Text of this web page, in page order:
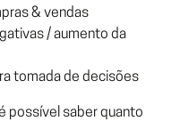
& vendas
/ aumento da
tomada de decisões
possível saber quanto